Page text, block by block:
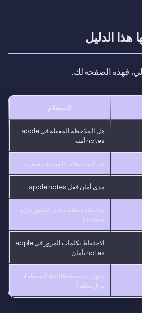
هذا الدليل
فهذه الصفحة لك.
الاستعلام
هل الملاحظة المقفلة في apple
notes آمنة
هل الملاحظات المقفلة مشفرة
مدى أمان قفل apple notes
ملاحظة مقفلة مقابل تطبيق خزنة
iphone
الاحتفاظ بكلمات المرور في apple
notes بأمان
عنوان ملاحظة apple المقفلة لا
يزال ظاهراً